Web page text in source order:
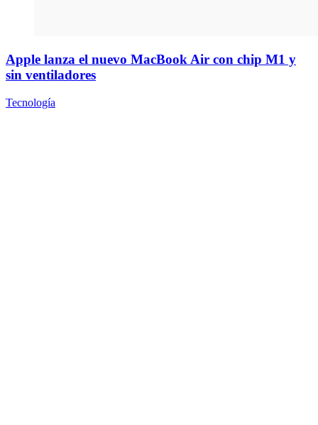
Apple lanza el nuevo MacBook Air con chip M1 y
sin ventiladores
Tecnología